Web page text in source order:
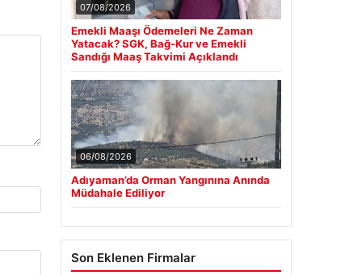
07/08/2026
Emekli Maaşı Ödemeleri Ne Zaman
Yatacak? SGK, Bağ-Kur ve Emekli
Sandığı Maaş Takvimi Açıklandı
06/08/2026
Adıyaman’da Orman Yangınına Anında
Müdahale Ediliyor
Son Eklenen Firmalar